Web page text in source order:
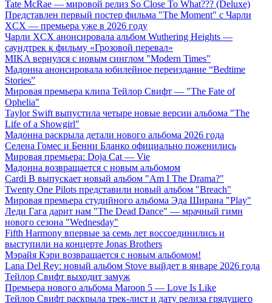
Tate McRae — мировой релиз So Close To What??? (Deluxe)
Представлен первый постер фильма "The Moment" с Чарли
XCX — премьера уже в 2026 году
Чарли XCX анонсировала альбом Wuthering Heights —
саундтрек к фильму «Грозовой перевал»
MIKA вернулся с новым синглом "Modern Times"
Мадонна анонсировала юбилейное переиздание “Bedtime
Stories”
Мировая премьера клипа Тейлор Свифт — "The Fate of
Ophelia"
Taylor Swift выпустила четыре новые версии альбома "The
Life of a Showgirl"
Мадонна раскрыла детали нового альбома 2026 года
Селена Гомес и Бенни Бланко официально поженились
Мировая премьера: Doja Cat — Vie
Мадонна возвращается с новым альбомом
Cardi B выпускает новый альбом "Am I The Drama?"
Twenty One Pilots представили новый альбом "Breach"
Мировая премьера студийного альбома Эда Ширана "Play"
Леди Гага дарит нам "The Dead Dance" — мрачный гимн
нового сезона "Wednesday"
Fifth Harmony впервые за семь лет воссоединились и
выступили на концерте Jonas Brothers
Мэрайя Кэри возвращается с новым альбомом!
Lana Del Rey: новый альбом Stove выйдет в январе 2026 года
Тейлор Свифт выходит замуж
Премьера нового альбома Maroon 5 — Love Is Like
Тейлор Свифт раскрыла трек-лист и дату релиза грядущего